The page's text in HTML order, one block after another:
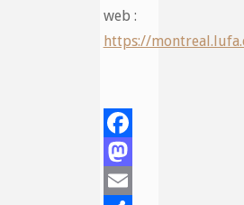
web :
https://
Facebook
Mastodon